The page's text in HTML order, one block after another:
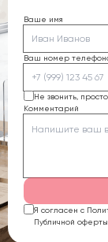
Ваше имя
Ваш номер
Не звонить,
Комментарий
Я согласен с
Публичной оферты.